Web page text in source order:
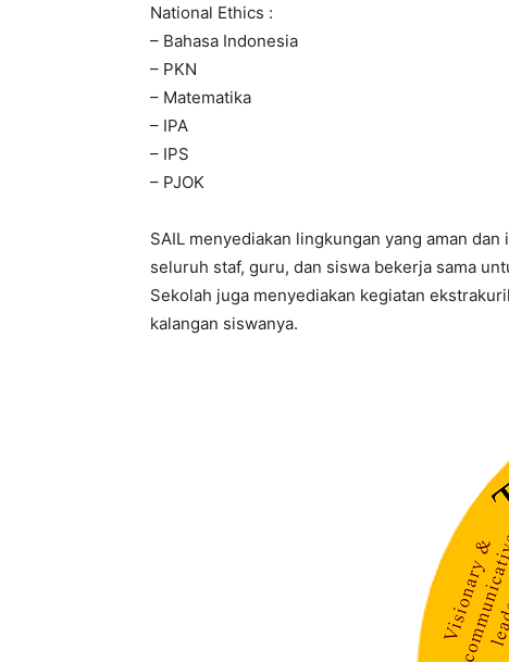
National Ethics :
– Bahasa Indonesia
– PKN
– Matematika
– IPA
– IPS
– PJOK
SAIL menyediakan lingkungan yang aman
seluruh staf, guru, dan siswa bekerja sama
Sekolah juga menyediakan kegiatan
kalangan siswanya.